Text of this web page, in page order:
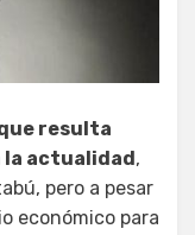
resulta
la actualidad ,
pero a pesar
económico para